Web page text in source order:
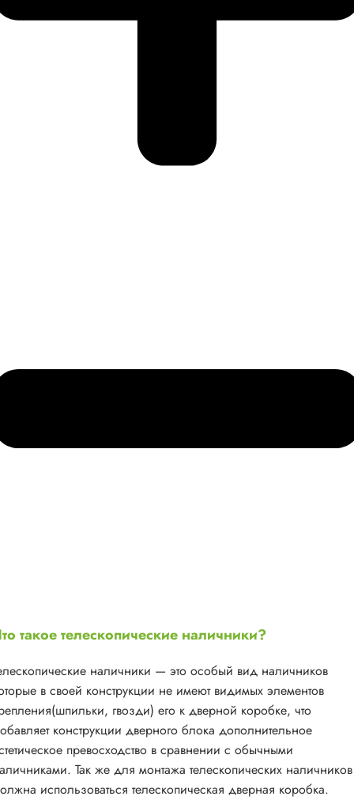
такое телескопические наличники?
наличники — это особый вид наличников
в своей конструкции не имеют видимых элементов
гвозди) его к дверной коробке, что
конструкции дверного блока дополнительное
превосходство в сравнении с обычными
Так же для монтажа телескопических наличников
использоваться телескопическая дверная коробка.